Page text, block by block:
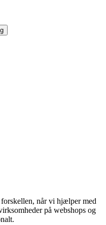
når vi hjælper med
på webshops og